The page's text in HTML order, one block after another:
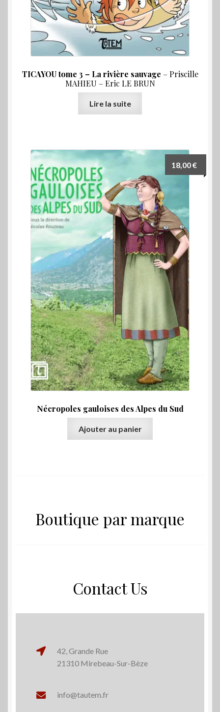
TICAYOU tome 3 – La rivière sauvage – Priscille
MAHIEU – Eric LE BRUN
Lire la suite
Nécropoles gauloises des Alpes du Sud
18,00€
Ajouter au panier
Boutique par marque
Contact Us
42, Grande Rue
21310 Mirebeau-Sur-Bèze
info@tautem.fr